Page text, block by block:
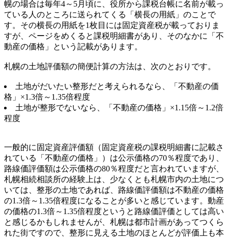
幌の場合は毎年4～5月頃に、役所から課税台帳に名前が載っ
ている人のところに送られてくる「横長の用紙」のことで
す。その横長の用紙を1枚目には固定資産税が載っておりま
すが、ページをめくると課税明細書があり、そのなかに「不
動産の価格」という記載があります。
札幌の土地評価額の簡便計算の方法は、次のとおりです。
土地がだいたい整形だと考えられるなら、「不動産の価
格」×1.3倍～1.35倍程度
土地が整形でないなら、「不動産の価格」×1.15倍～1.2倍
程度
一般的に固定資産評価額（固定資産税の課税明細書に記載さ
れている「不動産の価格」）は公示価格の70％程度であり、
路線価評価額は公示価格の80％程度だと言われていますが、
札幌相続相談所の経験上は、少なくとも札幌市内の土地につ
いては、整形の土地であれば、路線価評価額は不動産の価格
の1.3倍～1.35倍程度になることが多いと感じています。動産
の価格の1.3倍～1.35倍程度というと路線価評価としては高い
と感じるかもしれませんが、札幌は都市計画があってつくら
れた街ですので、整形に見える土地のほとんどが評価上も本